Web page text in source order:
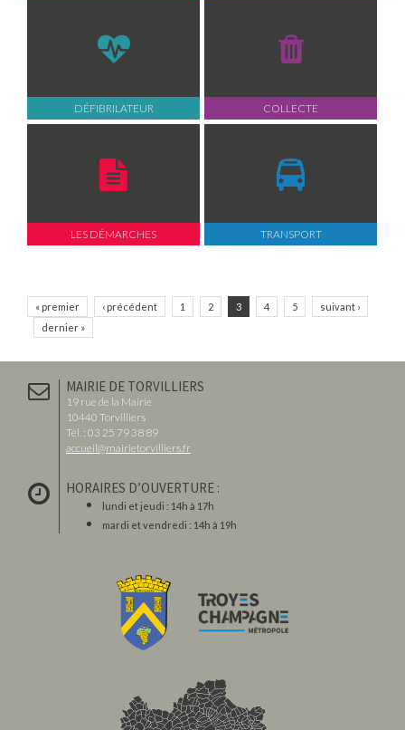
DÉFIBRILATEUR COLLECTE
LES DÉMARCHES TRANSPORT
« premier ‹ précédent 1 2 3 4 5
suivant ›
dernier »
MAIRIE DE TORVILLIERS
19 rue de la Mairie
10440 Torvilliers
Tél. : 03 25 79 38 89
accueil@mairietorvilliers.fr
HORAIRES D’OUVERTURE :
lundi et jeudi : 14h à 17h
mardi et vendredi : 14h à 19h